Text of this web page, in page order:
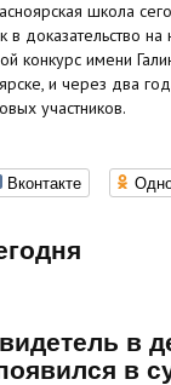
школа
в доказательство
конкурс имени
и через два
участников.
Вконтакте
в
в